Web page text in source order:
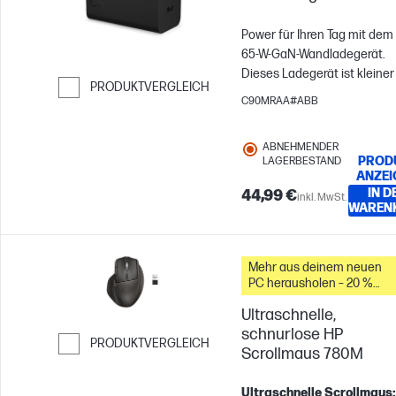
PRODUKTVERGLEICH
Power für Ihren Tag mit dem
65-W-GaN-Wandladegerät.
Dieses Ladegerät ist
leichter[6], für effizientes
Energieversorgung für die
meisten USB‑C®‑Geräte bei
gleichzeitigem Schutz vor
Spannungsspitzen,
C90MRAA#ABB
ABNEHMENDER
LAGERBESTAND
44,99 €inkl. MwSt.
IN
PRODUKTVERGLEICH
Mehr aus deinem neuen
PC herausholen – 20 %
Rabatt auf Zubehör
Ultraschnelle,
schnurlose HP
Scrollmaus 780M